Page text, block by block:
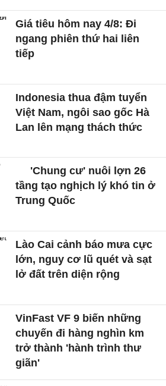
Giá tiêu hôm nay 4/8: Đi
ngang phiên thứ hai liên
tiếp
Indonesia thua đậm tuyển
Việt Nam, ngôi sao gốc Hà
Lan lên mạng thách thức
'Chung cư' nuôi lợn 26
tầng tạo nghịch lý khó tin ở
Trung Quốc
Lào Cai cảnh báo mưa cực
lớn, nguy cơ lũ quét và sạt
lở đất trên diện rộng
VinFast VF 9 biến những
chuyến đi hàng nghìn km
trở thành 'hành trình thư
giãn'